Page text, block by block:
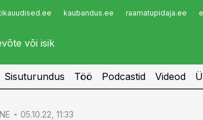
kaubandus.ee raamatupidaja.ee
Infopank
Sisuturundus Töö Podcastid Videod
05.10.22, 11:33